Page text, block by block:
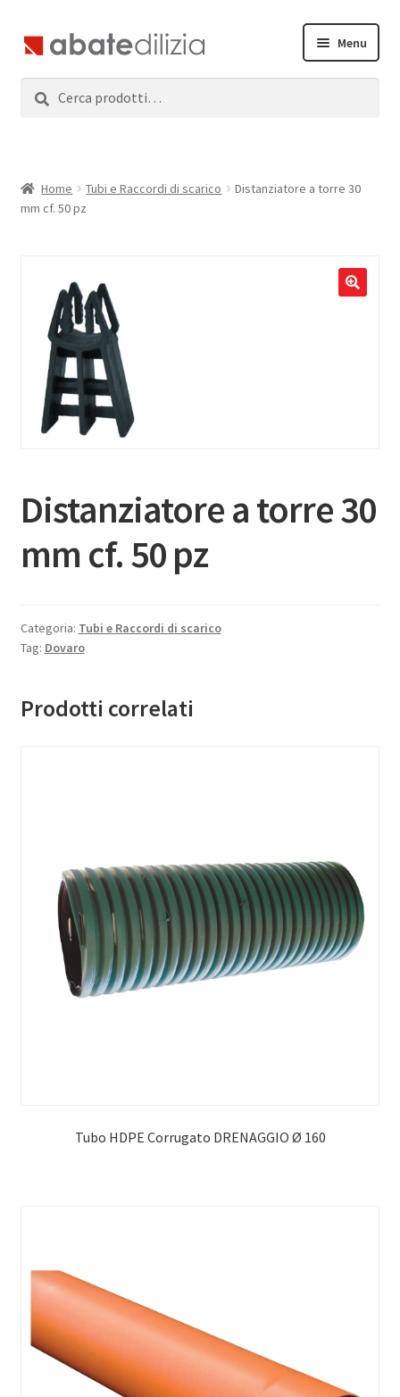
Vai
alla
navigazione
Vai
al
contenuto
Menu
child
Servizi
Accedi
Registrati
Home Tubi e Raccordi di scarico
Distanziatore a torre 30
mm cf. 50 pz
Distanziatore a torre 30
mm cf. 50 pz
Categoria: Tubi e Raccordi di scarico
Tag: Dovaro
Prodotti correlati
Tubo HDPE Corrugato DRENAGGIO Ø 160